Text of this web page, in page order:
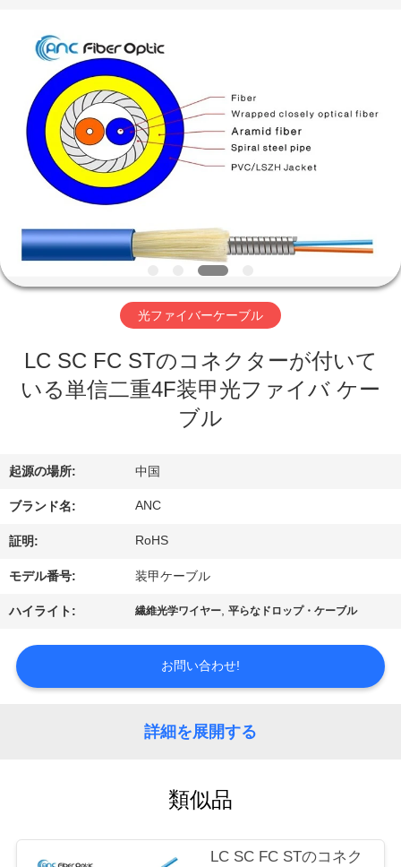
ダ
ク
達
つ
い
て
工
場
旅
管
International
Reserved.
Developed
ECER
光ファイバーケーブル
LC SC FC STのコネクターが付いて
いる単信二重4F装甲光ファイバ ケー
ブル
起源の場所: 中国
ブランド名: ANC
証明: RoHS
モデル番号: 装甲ケーブル
ハイライト: 繊維光学ワイヤー,平らなドロップ・ケーブル
お問い合わせ!
詳細を展開する
類似品
LC SC FC STのコネク